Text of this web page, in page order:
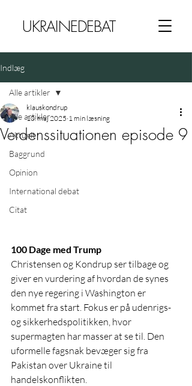
UKRAINEDEBAT
Indlæg
Alle artikler
Aktuelt
Baggrund
Opinion
International debat
Citat
Alle artikler
Verdenssituationen episode 9
klauskondrup
10. maj 2025 1 min læsning
100 Dage med Trump
Christensen og Kondrup ser tilbage og
giver en vurdering af hvordan de synes
den nye regering i Washington er
kommet fra start. Fokus er på udenrigs-
og sikkerhedspolitikken, hvor
supermagten har masser at se til. Den
uformelle fagsnak bevæger sig fra
Pakistan over Ukraine til
handelskonflikten.